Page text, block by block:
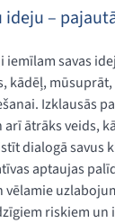
ideju –
savas
kādēļ,
Izklausās
ātrāks veids,
dialogā savus
aptaujas
riskiem un